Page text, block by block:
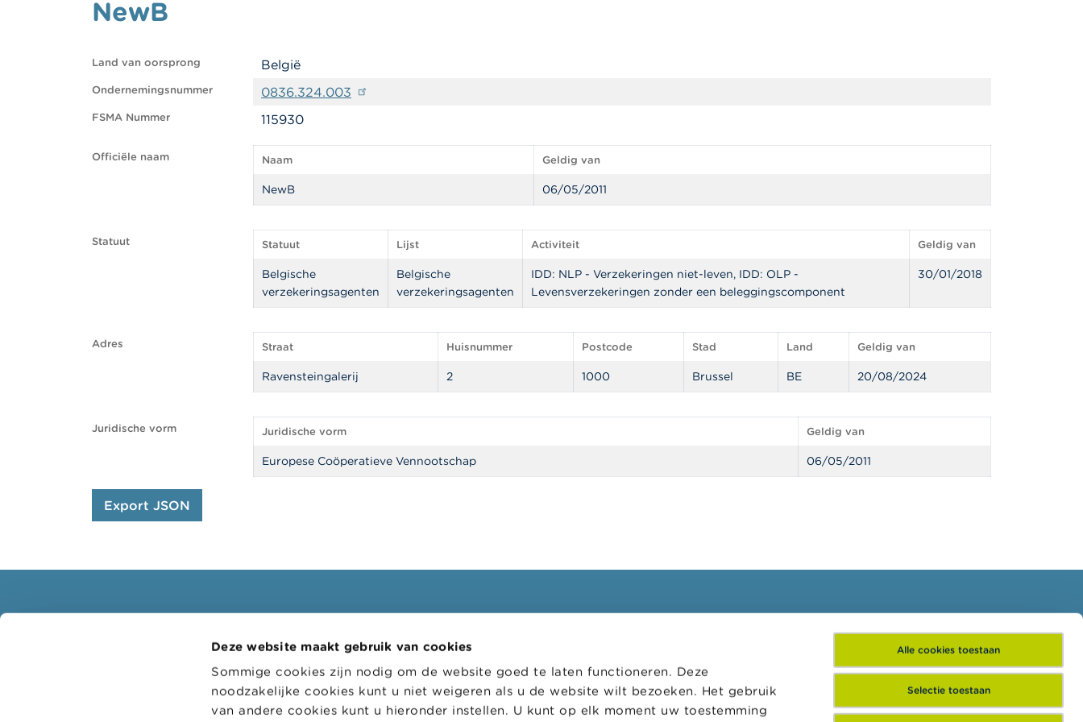
Deze website maakt gebruik van cookies
Sommige cookies zijn nodig om de website goed te laten functioneren. Deze
noodzakelijke cookies kunt u niet weigeren als u de website wilt bezoeken. Het gebruik
van andere cookies kunt u hieronder instellen. U kunt op elk moment uw toestemming
Alle cookies toestaan
Selectie toestaan
NewB
Land van oorsprong België
Ondernemingsnummer 0836.324.003
FSMA Nummer 115930
Officiële naam Naam Geldig van
NewB 06/05/2011
Statuut Statuut Lijst Activiteit Geldig van
Belgische
verzekeringsagenten
Belgische
verzekeringsagenten
IDD: NLP - Verzekeringen niet-leven, IDD: OLP -
Levensverzekeringen zonder een beleggingscomponent
30/01/2018
Adres Straat Huisnummer Postcode Stad Land Geldig van
Ravensteingalerij 2 1000 Brussel BE 20/08/2024
Juridische vorm Juridische vorm Geldig van
Europese Coöperatieve Vennootschap 06/05/2011
Export JSON
Waarschuwingen & sancties
Doelgroepen
Thema's
Digitaal loket
Nieuws & Waarschuwingen
Links
Schrijf je in voor onze